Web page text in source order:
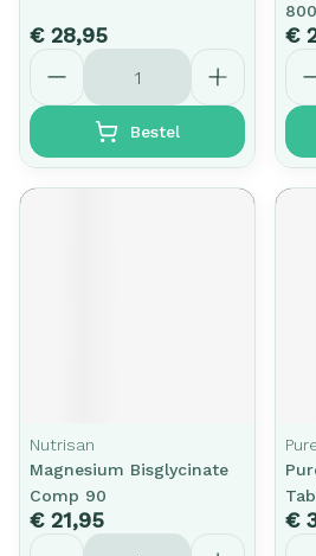
€ 28,95
Aantal
Bestel
€
Nutrisan
Magnesium Bisglycinate
Comp 90
€ 21,95
Aantal
€